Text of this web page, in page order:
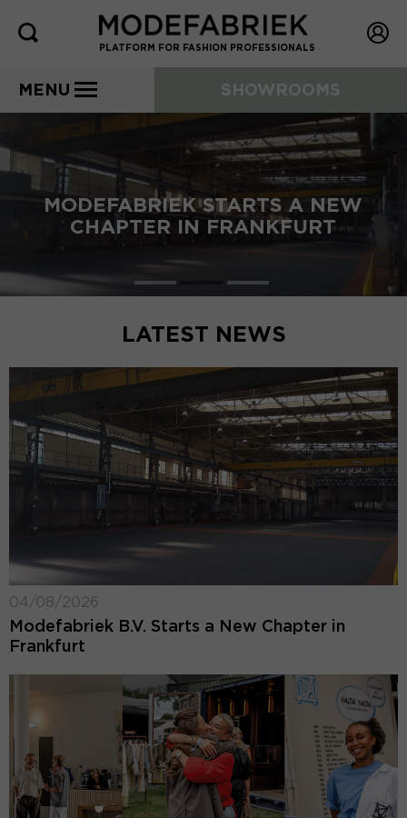
PLATFORM FOR FASHION PROFESSIONALS
MENU SHOWROOMS
MODEFABRIEK STARTS A NEW
CHAPTER IN FRANKFURT
LATEST NEWS
04/08/2026
Modefabriek B.V. Starts a New Chapter in
Frankfurt